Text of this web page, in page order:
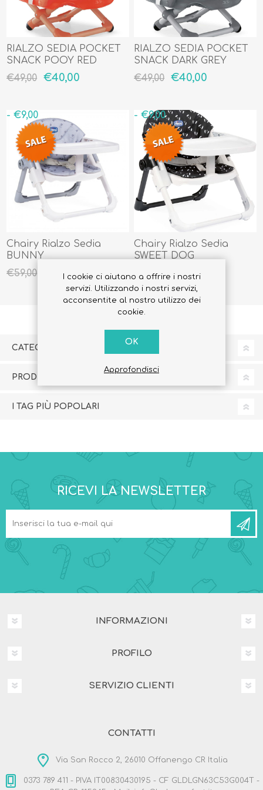
RIALZO SEDIA POCKET
SNACK POOY RED
€49,00
€40,00
RIALZO SEDIA POCKET
SNACK DARK GREY
€49,00
€40,00
- €9,00
Chairy Rialzo Sedia
BUNNY
€59,00
€50,00
- €9,00
Chairy Rialzo Sedia
SWEET DOG
€59,00
€50,00
CATEGORIE
PRODUTTORI
I TAG PIÙ POPOLARI
RICEVI LA NEWSLETTER
INFORMAZIONI
PROFILO
SERVIZIO CLIENTI
CONTATTI
Via San Rocco 2, 26010 Offanengo CR Italia
0373 789 411 - PIVA IT00830430195 - CF GLDLGN63C53G004T -
I cookie ci aiutano a offrire i nostri
servizi. Utilizzando i nostri servizi,
acconsentite al nostro utilizzo dei
cookie.
OK
Approfondisci